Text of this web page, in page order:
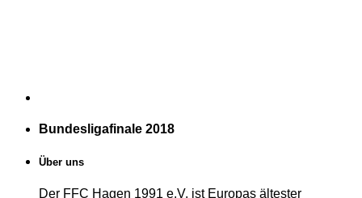
Bundesligafinale 2018
Über uns
Der FFC Hagen 1991 e.V. ist Europas ältester